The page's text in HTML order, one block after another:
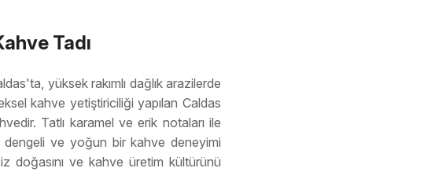
Tadı
yüksek rakımlı dağlık arazilerde
kahve yetiştiriciliği yapılan Caldas
Tatlı karamel ve erik notaları ile
ve yoğun bir kahve deneyimi
doğasını ve kahve üretim kültürünü